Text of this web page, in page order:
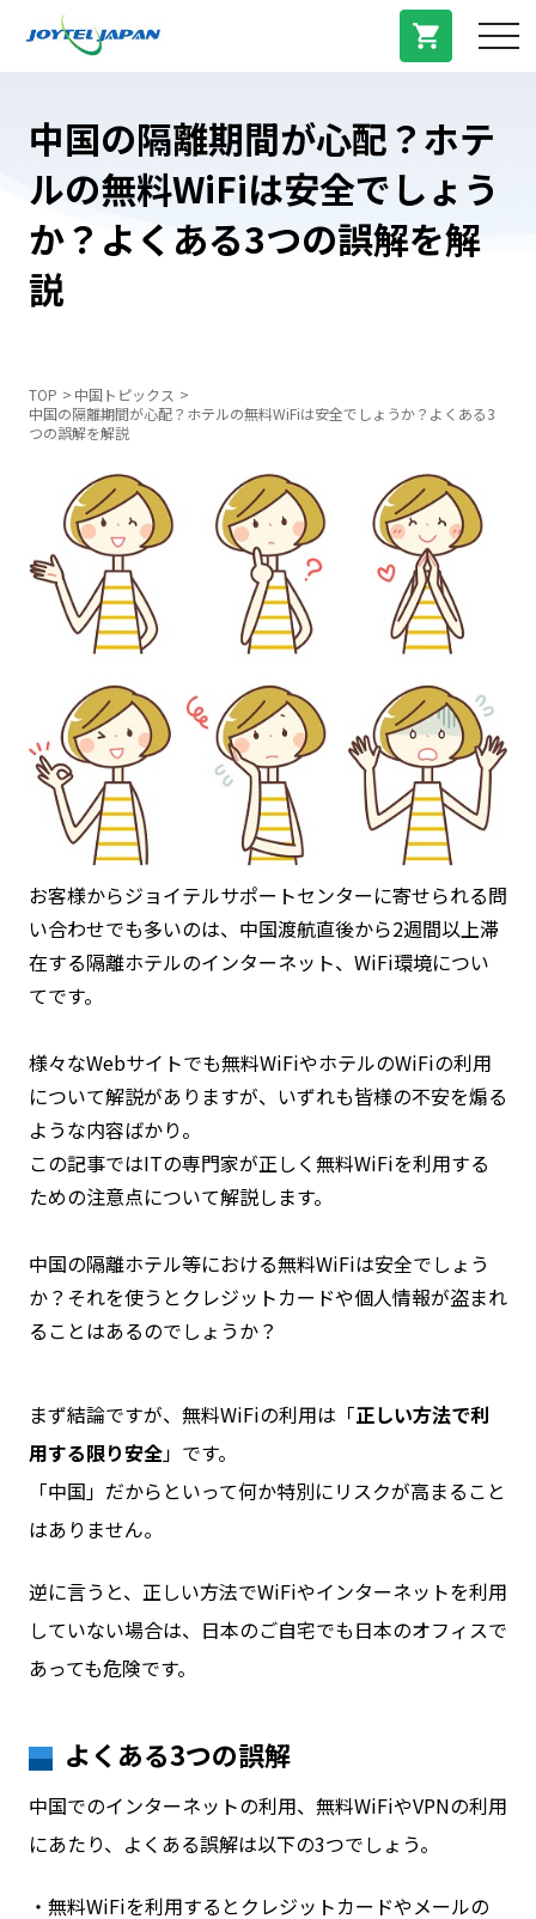
お問い合わせ
ログイン
WiFiレンタルプランお申し込み
料金プラン
プラン/商品
中国トピックス
法人登録
中国の隔離期間が心配？ホテ
ルの無料WiFiは安全でしょう
か？よくある3つの誤解を解
説
TOP
中国トピックス
中国の隔離期間が心配？ホテルの無料WiFiは安全でしょうか？よくある3
つの誤解を解説
お客様からジョイテルサポートセンターに寄せられる問
い合わせでも多いのは、中国渡航直後から2週間以上滞
在する隔離ホテルのインターネット、WiFi環境につい
てです。
様々なWebサイトでも無料WiFiやホテルのWiFiの利用
について解説がありますが、いずれも皆様の不安を煽る
ような内容ばかり。
この記事ではITの専門家が正しく無料WiFiを利用する
ための注意点について解説します。
中国の隔離ホテル等における無料WiFiは安全でしょう
か？それを使うとクレジットカードや個人情報が盗まれ
ることはあるのでしょうか？
まず結論ですが、無料WiFiの利用は「正しい方法で利
用する限り安全」です。
「中国」だからといって何か特別にリスクが高まること
はありません。
逆に言うと、正しい方法でWiFiやインターネットを利用
していない場合は、日本のご自宅でも日本のオフィスで
あっても危険です。
よくある3つの誤解
中国でのインターネットの利用、無料WiFiやVPNの利用
にあたり、よくある誤解は以下の3つでしょう。
・無料WiFiを利用するとクレジットカードやメールの